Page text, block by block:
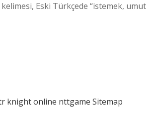
Eski Türkçede “istemek, umut
knight online nttgame Sitemap